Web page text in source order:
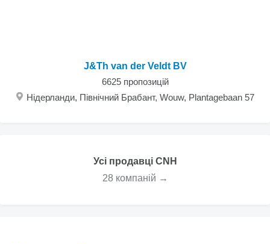
J&Th van der Veldt BV
6625 пропозицій
Нідерланди, Північний Брабант, Wouw, Plantagebaan 57
Усі продавці CNH
28 компаній →